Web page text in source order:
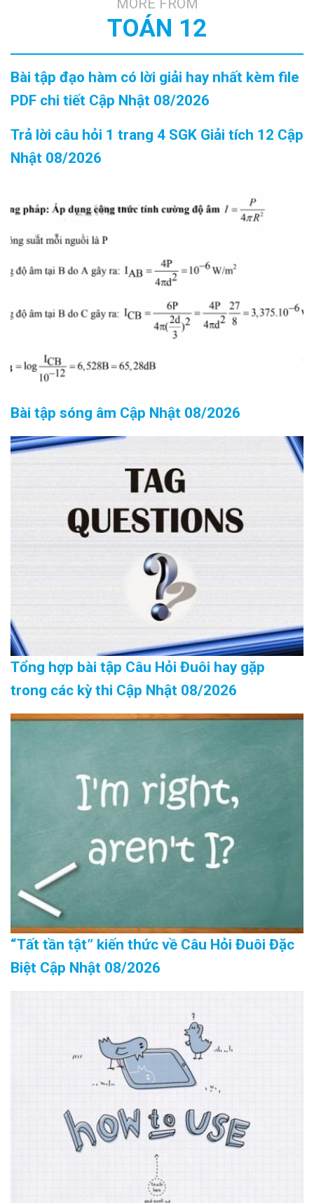
TOÁN 12
Bài tập đạo hàm có lời giải hay nhất kèm file
PDF chi tiết Cập Nhật 08/2026
Trả lời câu hỏi 1 trang 4 SGK Giải tích 12 Cập
Nhật 08/2026
Bài tập sóng âm Cập Nhật 08/2026
Tổng hợp bài tập Câu Hỏi Đuôi hay gặp
trong các kỳ thi Cập Nhật 08/2026
“Tất tần tật” kiến thức về Câu Hỏi Đuôi Đặc
Biệt Cập Nhật 08/2026